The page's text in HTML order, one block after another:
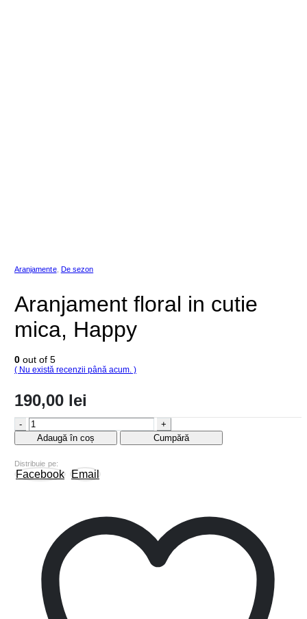
Aranjamente, De sezon
Aranjament floral in cutie
mica, Happy
0 out of 5
( Nu există recenzii până acum. )
190,00 lei
-
+
Adaugă în coș
Cumpără
Distribuie pe:
Facebook Email